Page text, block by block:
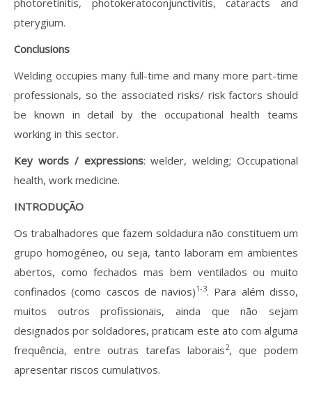
photoretinitis, photokeratoconjunctivitis, cataracts and
pterygium.
Conclusions
Welding occupies many full-time and many more part-time
professionals, so the associated risks/ risk factors should
be known in detail by the occupational health teams
working in this sector.
Key words / expressions: welder, welding; Occupational
health, work medicine.
INTRODUÇÃO
Os trabalhadores que fazem soldadura não constituem um
grupo homogéneo, ou seja, tanto laboram em ambientes
abertos, como fechados mas bem ventilados ou muito
confinados (como cascos de navios)1-3. Para além disso,
muitos outros profissionais, ainda que não sejam
designados por soldadores, praticam este ato com alguma
frequência, entre outras tarefas laborais2, que podem
apresentar riscos cumulativos.